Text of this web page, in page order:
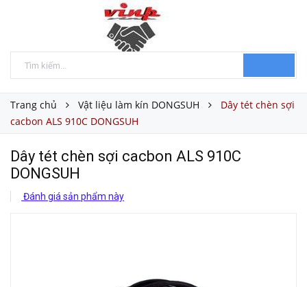
Trang chủ Vật liệu làm kín DONGSUH
Dây tét chèn sợi
cacbon ALS 910C DONGSUH
Dây tét chèn sợi cacbon ALS 910C
DONGSUH
Đánh giá sản phẩm này